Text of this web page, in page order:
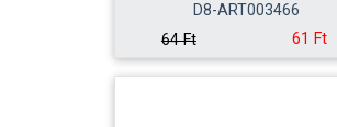
D8-ART003466
64 Ft
61 Ft